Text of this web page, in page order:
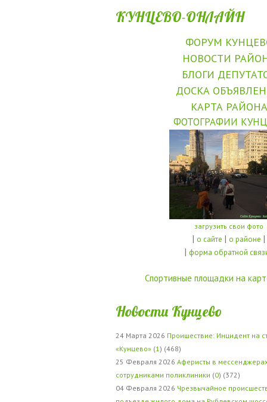
КУНЦЕВО-ОНЛАЙН
ФОРУМ
НОВОСТИ
БЛОГИ
ДОСКА
КАРТА РАЙОНА
ФОТОГРАФИИ
загрузить свои фото
| о сайте | о районе |
| форма обратной
Спортивные площадки на
Новости Кунцево
24 Марта 2026 Проишествие: Инцидент на
«Кунцево» (1 ) (468)
25 Февраля 2026 Аферисты в
сотрудниками поликлиники (0) (372)
04 Февраля 2026 Чрезвычайное